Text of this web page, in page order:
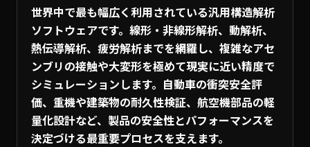
世界中で最も幅広く利用されている汎用構造解析
ソフトウェアです。線形・非線形解析、動解析、
熱伝導解析、疲労解析までを網羅し、複雑なアセ
ンブリの接触や大変形を極めて現実に近い精度で
シミュレーションします。自動車の衝突安全評
価、重機や建築物の耐久性検証、航空機部品の軽
量化設計など、製品の安全性とパフォーマンスを
決定づける最重要プロセスを支えます。